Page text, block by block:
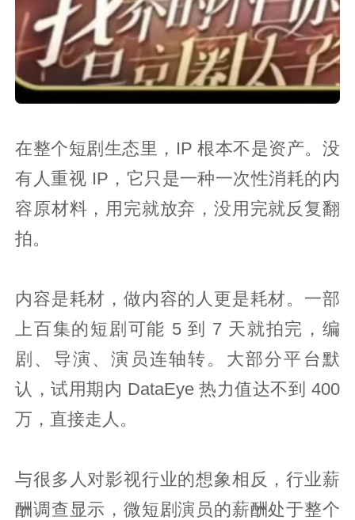
在整个短剧生态里，IP 根本不是资产。没
有人重视 IP，它只是一种一次性消耗的内
容原材料，用完就放弃，没用完就反复翻
拍。
内容是耗材，做内容的人更是耗材。一部
上百集的短剧可能 5 到 7 天就拍完，编
剧、导演、演员连轴转。大部分平台默
认，试用期内 DataEye 热力值达不到 400
万，直接走人。
与很多人对影视行业的想象相反，行业薪
酬调查显示，微短剧演员的薪酬处于整个